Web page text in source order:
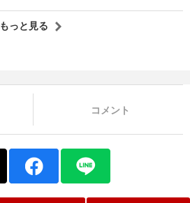
もっと見る
コメント